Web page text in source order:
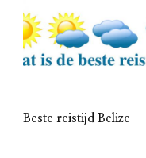
Beste reistijd Belize